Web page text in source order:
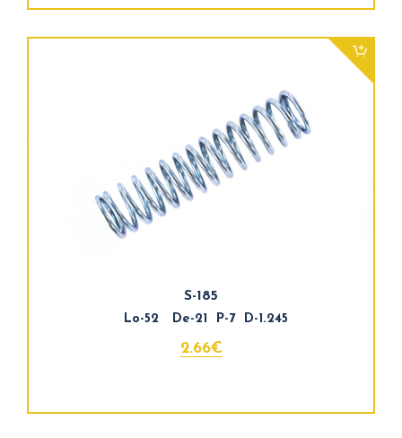
S-185
Lo-52 De-21 P-7 D-1.245
2.66€